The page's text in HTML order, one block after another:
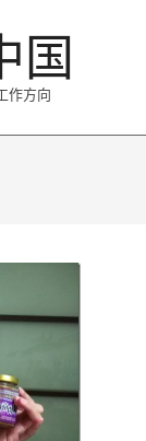
国
作方向